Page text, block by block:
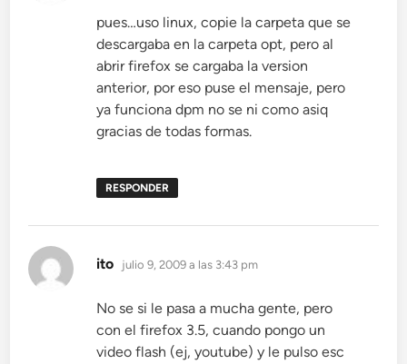
pues…uso linux, copie la carpeta que se
descargaba en la carpeta opt, pero al
abrir firefox se cargaba la version
anterior, por eso puse el mensaje, pero
ya funciona dpm no se ni como asiq
gracias de todas formas.
RESPONDER
ito dice:
julio 9, 2009 a las 3:43 pm
No se si le pasa a mucha gente, pero
con el firefox 3.5, cuando pongo un
video flash (ej, youtube) y le pulso esc